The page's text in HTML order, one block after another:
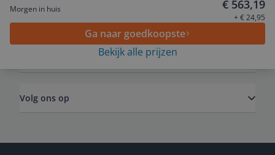
Morgen in huis € 563,19
+ € 24,95
Ga naar goedkoopste
Bekijk alle prijzen
Algemeen
Volg ons op